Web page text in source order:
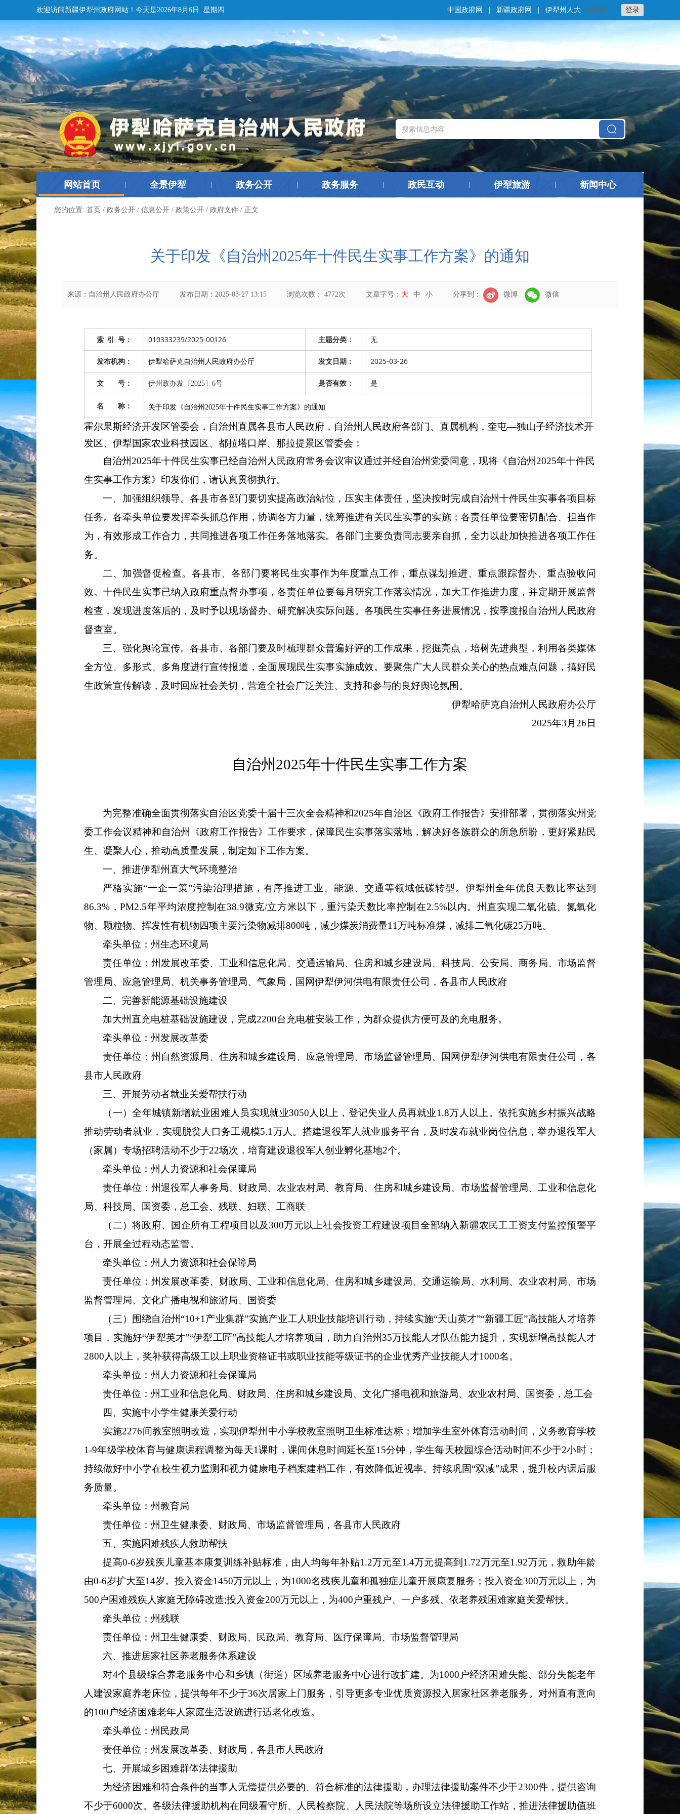
欢迎访问新疆伊犁州政府网站！ 今天是2026年8月6日 星期四 登录
无障碍
中国政府网 新疆政府网 伊犁州人大
网站首页 全景伊犁 政务公开 政务服务 政民互动 伊犁旅游 新闻中心
您的位置: 首页 / 政务公开 / 信息公开 / 政策公开 / 政府文件 / 正文
关于印发《自治州2025年十件民生实事工作方案》的通知
来源： 自治州人民政府办公厅 发布日期： 2025-03-27 13:15 浏览次数： 4772次 文章字号： 大 中 小 分享到： 微博 微信
索 引 号： 010333239/2025-00126 主题分类： 无
发布机构： 伊犁哈萨克自治州人民政府办公厅 发文日期： 2025-03-26
文 号： 伊州政办发〔2025〕6号 是否有效： 是
名 称： 关于印发《自治州2025年十件民生实事工作方案》的通知
霍尔果斯经济开发区管委会，自治州直属各县市人民政府，自治州人民政府各部门、直属机构，奎屯—独山子经济技术开
发区、伊犁国家农业科技园区、都拉塔口岸、那拉提景区管委会：
自治州 2025年十件民生实事已经自治州人民政府常务会议审议通过并经自治州党委同意 ，现将《自治州 2025年十件民
生实事工作方案》印发你们，请认真贯彻执行。
一、加强组织领导。各县市各部门要切实提高政治站位， 压实主体责任， 坚决按时完成自治州十件民生实事各项目标
任务。各牵头单位要发挥牵头抓总作用，协调各方力量，统筹推进有关民生实事的实施；各责任单位要密切配合、担当作
为，有效形成工作合力，共同推进各项工作任务落地落实。各部门主要负责同志要亲自抓，全力以赴加快推进各项工作任
务。
二、加强督促检查。 各县市、 各部门要将民生实事作为年度重点工作，重点谋划推进、重点跟踪督办、重点验收问
效。十件民生实事已纳入政府重点督办事项，各责任单位要每月研究工作落实情况，加大工作推进力度，并定期开展监督
检查，发现进度落后的，及时予以现场督办、研究解决实际问题。各项民生实事任务进展情况，按季度报自治州人民政府
督查室。
三、强化舆论宣传。各县市、各部门要及时梳理群众普遍好评的工作成果 ，挖掘亮点，培树先进典型，利用各类媒体
全方位、多形式、多角度进行宣传报道，全面展现民生实事实施成效。要聚焦广大人民群众关心的热点难点问题，搞好民
生政策宣传解读，及时回应社会关切，营造全社会广泛关注、支持和参与的良好舆论氛围。
伊犁哈萨克自治州人民政府办公厅
2025年3 月 26日
自治州 2025年十件民生实事工作方案
为完整准确全面贯彻落实自治区党委十届十三次全会精神和2025年自治区《政府工作报告》安排部署 ，贯彻落实州 党
委工作会议精神和自治州 《政府工作报告》 工作要求 ，保障民生实事落实落地，解决好各族群众的所急所盼，更好紧贴民
生、凝聚人心， 推动高质量发展，制定如下工作方案。
一、推进伊犁州直大气环境整治
严格实施“一企一策”污染治理措施，有序推进工业、能源、交通等领域低碳转型。伊犁州全年优良天数比率达到
86.3% ，PM2.5年平均浓度控制在38.9微克/立方米以下，重污染天数比率控制在2.5%以内。州直实现二氧化硫、氮氧化
物、颗粒物、挥发性有机物四项主要污染物减排800吨，减少煤炭消费量11万吨标准煤，减排二氧化碳25万吨。
牵头单位：州生态环境局
责任单位： 州 发展改革委、工业和信息化局、交通运输局、住房和城乡建设局、科技局、 公安局、商务局、市场监督
管理局、应急管理局、机关事务管理局、气象局， 国网伊犁伊河供电有限责任公司 ， 各县市人民政府
二、 完善新能源基础设施建设
加大州直充电桩基础设施建设，完成2200台充电桩安装工作，为群众提供方便可及的充电服务。
牵头单位：州 发展改革委
责任单位： 州自然资源局、住房和城乡建设局、应急管理局、市场监督管理局、国网伊犁伊河供电有限责任公司 ，各
县市人民政府
三、开展劳动者就业关爱帮扶行动
（一）全年城镇新增就业困难人员实现就业3050 人以上，登记失业人员再就业1.8万人以上。依托实施乡村振兴战略
推动劳动者就业，实现脱贫人口务工规模5.1 万人。搭建退役军人就业服务平台，及时发布就业岗位信息，举办退役军人
（家属）专场招聘活动不少于22场次，培育建设退役军人创业孵化基地2个。
牵头单位：州人 力资源和社会保障局
责任单位： 州退役军人事务局、 财政局、农业农村局、教育局、住房和城乡建设局、市场监督管理局、工业和信息化
局、科技局、国资委， 总工会、 残联、妇联、 工商联
（二）将政府、国企所有工程项目以及300万元以上社会投资工程建设项目全部纳入新疆农民工工资支付监控预警平
台，开展全过程动态监管。
牵头单位：州人力资源和社会保障局
责任单位： 州 发展改革委、财政局、工业和信息化局、住房和城乡建设局、交通运输局、水利局、农业农村局、市场
监督管理局、文化广播电视和旅游局、 国资委
（三） 围绕自治州 “10+1 产业集群”实施产业工人职业技能培训行动，持续实施“天山英才”“新疆工匠”高技能人才培养
项目，实施好“伊犁英才”“伊犁工匠”高技能人才培养项目，助力自治州 35万技能人才队伍能力提升，实现新增高技能人才
2800 人以上， 奖补获得高级工以上职业资格证书或职业技能等级证书的企业优秀产业技能人才1000名 。
牵头单位：州人力资源和社会保障局
责任单位：州工业和信息化局、 财政局、住房和城乡建设局、文化广播电视和旅游局、农业农村局、 国资委， 总工会
四、实施中小学生健康关爱行动
实施2276间教室照明改造，实现伊犁州 中小学校教室照明卫生标准达标；增加学生室外体育活动时间，义务教育学校
1-9年级学校体育与健康课程调整为每天1课时，课间休息时间延长至15分钟，学生每天校园综合活动时间不少于2小时；
持续做好中小学在校生视力监测和视力健康电子档案建档工作，有效降低近视率。持续巩固“双减”成果，提升校内课后服
务质量。
牵头单位：州教育局
责任单位：州卫生健康委、财政局、市场监督管理局，各县市人民政府
五、实施困难残疾人救助帮扶
提高0-6岁残疾儿童基本康复训练补贴标准，由人均每年补贴1.2万元至1.4万元提高到 1.72万元至1.92万元，救助年龄
由0-6岁扩大至14岁。投入资金1450万元以上，为1000名残疾儿童和孤独症儿童开展康复服务；投入资金300万元以上，为
500 户困难残疾人家庭无障碍改造;投入资金200万元以上，为400 户重残户、一户多残、 依老养残困难家庭关爱帮扶。
牵头单位：州残联
责任单位：州卫生健康委、 财政局、民政局、教育局、 医疗保障局、市场监督管理局
六、推进居家社区养老服务体系建设
对4个县级综合养老服务中心和乡镇（街道）区域养老服务中心进行改扩建。 为1000 户经济困难失能、部分失能老年
人建设家庭养老床位，提供每年不少于36次居家上门服务，引导更多专业优质资源投入居家社区养老服务。 对州直有意向
的100 户经济困难老年人家庭生活设施进行适老化改造。
牵头单位：州民政局
责任单位：州 发展改革委、 财政局 ，各县市人民政府
七、开展城乡困难群体法律援助
为经济困难和符合条件的当事人无偿提供必要的、符合标准的法律援助 ， 办理法律援助案件不少于2300件，提供咨询
不少于6000次。各级法律援助机构在同级看守所、人民检察院、人民法院等场所设立法律援助工作站，推进法律援助值班